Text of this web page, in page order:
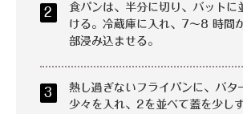
2
食パンは、半分に切り、バットに
ける。冷蔵庫に入れ、7～8 時間
部浸み込ませる。
3
熱し過ぎないフライパンに、バタ
少々を入れ、2を並べて蓋を少し